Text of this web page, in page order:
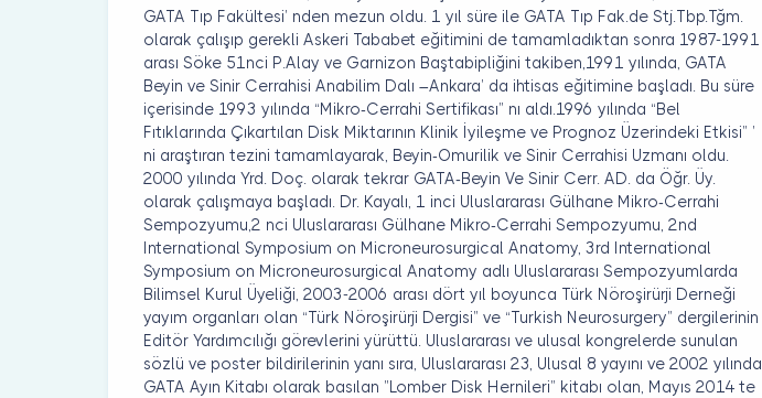
GATA Tıp Fakültesi’ nden mezun oldu. 1 yıl süre ile GATA Tıp Fak.de Stj.Tbp.Tğm.
olarak çalışıp gerekli Askeri Tababet eğitimini de tamamladıktan sonra 1987-1991
arası Söke 51nci P.Alay ve Garnizon Baştabipliğini takiben,1991 yılında, GATA
Beyin ve Sinir Cerrahisi Anabilim Dalı –Ankara’ da ihtisas eğitimine başladı. Bu süre
içerisinde 1993 yılında “Mikro-Cerrahi Sertifikası” nı aldı.1996 yılında “Bel
Fıtıklarında Çıkartılan Disk Miktarının Klinik İyileşme ve Prognoz Üzerindeki Etkisi” ’
ni araştıran tezini tamamlayarak, Beyin-Omurilik ve Sinir Cerrahisi Uzmanı oldu.
2000 yılında Yrd. Doç. olarak tekrar GATA-Beyin Ve Sinir Cerr. AD. da Öğr. Üy.
olarak çalışmaya başladı. Dr. Kayalı, 1 inci Uluslararası Gülhane Mikro-Cerrahi
Sempozyumu,2 nci Uluslararası Gülhane Mikro-Cerrahi Sempozyumu, 2nd
International Symposium on Microneurosurgical Anatomy, 3rd International
Symposium on Microneurosurgical Anatomy adlı Uluslararası Sempozyumlarda
Bilimsel Kurul Üyeliği, 2003-2006 arası dört yıl boyunca Türk Nöroşirürji Derneği
yayım organları olan “Türk Nöroşirürji Dergisi” ve “Turkish Neurosurgery” dergilerinin
Editör Yardımcılığı görevlerini yürüttü. Uluslararası ve ulusal kongrelerde sunulan
sözlü ve poster bildirilerinin yanı sıra, Uluslararası 23, Ulusal 8 yayını ve 2002 yılında
GATA Ayın Kitabı olarak basılan ”Lomber Disk Hernileri” kitabı olan, Mayıs 2014 te